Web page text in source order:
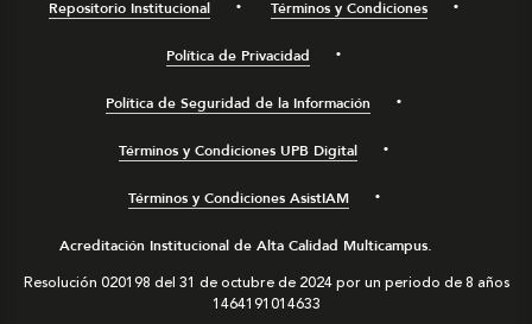
Repositorio Institucional Términos y Condiciones
Política de Privacidad
Política de Seguridad de la Información
Términos y Condiciones UPB Digital
Términos y Condiciones AsistIAM
Acreditación Institucional de Alta Calidad Multicampus.
Resolución 020198 del 31 de octubre de 2024 por un periodo de 8 años
1464191014633